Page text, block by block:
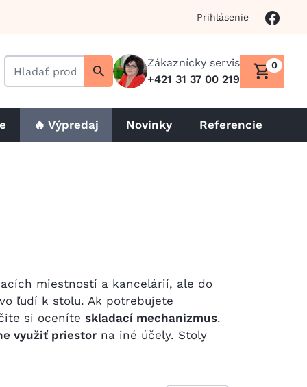
Prihlásenie
Zákaznícky servis
+421 31 37 00 219
0
🔥 Výpredaj Novinky Referencie
miestností a kancelárií, ale do
ľudí k stolu. Ak potrebujete
si oceníte skladací mechanizmus.
využiť priestorna iné účely. Stoly